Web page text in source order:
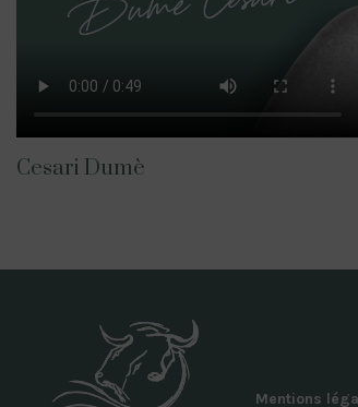
Cesari Dumè
Mentions